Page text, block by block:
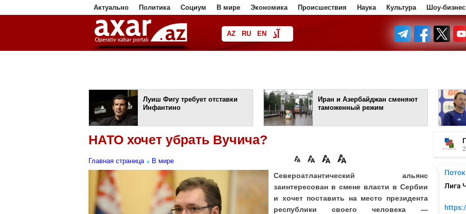
Актуально Политика Социум В мире Экономика Происшествия Наука Культура Шоу-бизнес
AZ RU EN آذ
فا
Луиш Фигу требует отставки
Инфантино
Иран и Азербайджан сменяют
таможенный режим
НАТО хочет убрать Вучича?
Главная страница В мире
Североатлантический альянс
заинтересован в смене власти в Сербии
и хочет поставить на место президента
республики своего человека —